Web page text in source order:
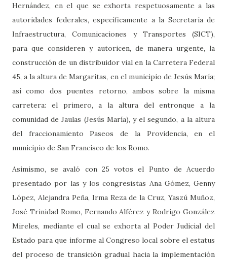
Hernández, en el que se exhorta respetuosamente a las
autoridades federales, específicamente a la Secretaría de
Infraestructura, Comunicaciones y Transportes (SICT),
para que consideren y autoricen, de manera urgente, la
construcción de un distribuidor vial en la Carretera Federal
45, a la altura de Margaritas, en el municipio de Jesús María;
así como dos puentes retorno, ambos sobre la misma
carretera: el primero, a la altura del entronque a la
comunidad de Jaulas (Jesús María), y el segundo, a la altura
del fraccionamiento Paseos de la Providencia, en el
municipio de San Francisco de los Romo.
Asimismo, se avaló con 25 votos el Punto de Acuerdo
presentado por las y los congresistas Ana Gómez, Genny
López, Alejandra Peña, Irma Reza de la Cruz, Yaszú Muñoz,
José Trinidad Romo, Fernando Alférez y Rodrigo González
Mireles, mediante el cual se exhorta al Poder Judicial del
Estado para que informe al Congreso local sobre el estatus
del proceso de transición gradual hacia la implementación